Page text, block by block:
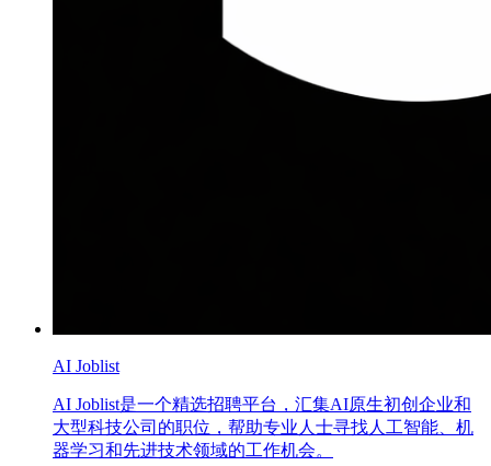
AI Joblist
AI Joblist是一个精选招聘平台，汇集AI原生初创企业和
大型科技公司的职位，帮助专业人士寻找人工智能、机
器学习和先进技术领域的工作机会。